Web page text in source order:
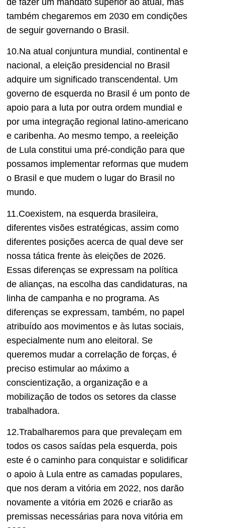
de fazer um mandato superior ao atual, mas
também chegaremos em 2030 em condições
de seguir governando o Brasil.
10.Na atual conjuntura mundial, continental e
nacional, a eleição presidencial no Brasil
adquire um significado transcendental. Um
governo de esquerda no Brasil é um ponto de
apoio para a luta por outra ordem mundial e
por uma integração regional latino-americano
e caribenha. Ao mesmo tempo, a reeleição
de Lula constitui uma pré-condição para que
possamos implementar reformas que mudem
o Brasil e que mudem o lugar do Brasil no
mundo.
11.Coexistem, na esquerda brasileira,
diferentes visões estratégicas, assim como
diferentes posições acerca de qual deve ser
nossa tática frente às eleições de 2026.
Essas diferenças se expressam na política
de alianças, na escolha das candidaturas, na
linha de campanha e no programa. As
diferenças se expressam, também, no papel
atribuído aos movimentos e às lutas sociais,
especialmente num ano eleitoral. Se
queremos mudar a correlação de forças, é
preciso estimular ao máximo a
conscientização, a organização e a
mobilização de todos os setores da classe
trabalhadora.
12.Trabalharemos para que prevaleçam em
todos os casos saídas pela esquerda, pois
este é o caminho para conquistar e solidificar
o apoio à Lula entre as camadas populares,
que nos deram a vitória em 2022, nos darão
novamente a vitória em 2026 e criarão as
premissas necessárias para nova vitória em